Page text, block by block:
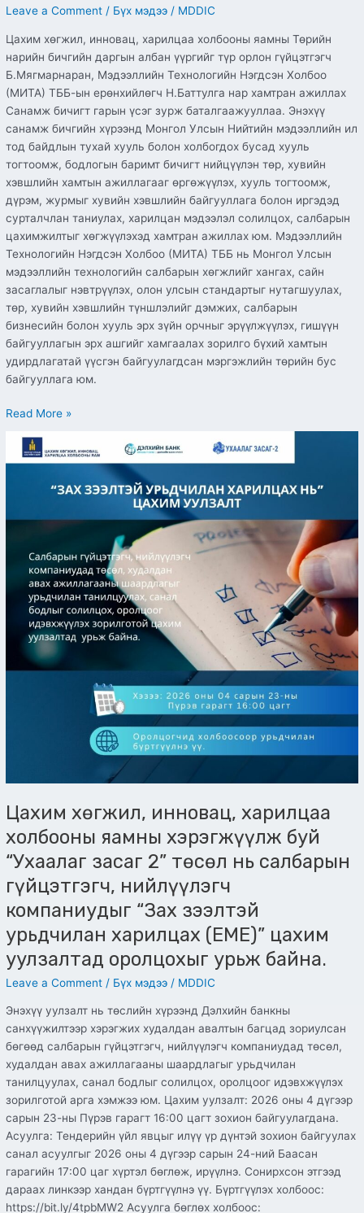
Leave a Comment / Бүх мэдээ / MDDIC
Цахим хөгжил, инновац, харилцаа холбооны яамны Төрийн
нарийн бичгийн даргын албан үүргийг түр орлон гүйцэтгэгч
Б.Мягмарнаран, Мэдээллийн Технологийн Нэгдсэн Холбоо
(МИТА) ТББ-ын ерөнхийлөгч Н.Баттулга нар хамтран ажиллах
Санамж бичигт гарын үсэг зурж баталгаажууллаа. Энэхүү
санамж бичгийн хүрээнд Монгол Улсын Нийтийн мэдээллийн ил
тод байдлын тухай хууль болон холбогдох бусад хууль
тогтоомж, бодлогын баримт бичигт нийцүүлэн төр, хувийн
хэвшлийн хамтын ажиллагааг өргөжүүлэх, хууль тогтоомж,
дүрэм, журмыг хувийн хэвшлийн байгууллага болон иргэдэд
сурталчлан таниулах, харилцан мэдээлэл солилцох, салбарын
цахимжилтыг хөгжүүлэхэд хамтран ажиллах юм. Мэдээллийн
Технологийн Нэгдсэн Холбоо (МИТА) ТББ нь Монгол Улсын
мэдээллийн технологийн салбарын хөгжлийг хангах, сайн
засаглалыг нэвтрүүлэх, олон улсын стандартыг нутагшуулах,
төр, хувийн хэвшлийн түншлэлийг дэмжих, салбарын
бизнесийн болон хууль эрх зүйн орчныг эрүүлжүүлэх, гишүүн
байгууллагын эрх ашгийг хамгаалах зорилго бүхий хамтын
удирдлагатай үүсгэн байгуулагдсан мэргэжлийн төрийн бус
байгууллага юм.
Read More »
Цахим хөгжил, инновац, харилцаа
холбооны яамны хэрэгжүүлж буй
“Ухаалаг засаг 2” төсөл нь салбарын
гүйцэтгэгч, нийлүүлэгч
компаниудыг “Зах зээлтэй
урьдчилан харилцах (EME)” цахим
уулзалтад оролцохыг урьж байна.
Leave a Comment / Бүх мэдээ / MDDIC
Энэхүү уулзалт нь төслийн хүрээнд Дэлхийн банкны
санхүүжилтээр хэрэгжих худалдан авалтын багцад зориулсан
бөгөөд салбарын гүйцэтгэгч, нийлүүлэгч компаниудад төсөл,
худалдан авах ажиллагааны шаардлагыг урьдчилан
танилцуулах, санал бодлыг солилцох, оролцоог идэвхжүүлэх
зорилготой арга хэмжээ юм. Цахим уулзалт: 2026 оны 4 дүгээр
сарын 23-ны Пүрэв гарагт 16:00 цагт зохион байгуулагдана.
Асуулга: Тендерийн үйл явцыг илүү үр дүнтэй зохион байгуулах
санал асуулгыг 2026 оны 4 дүгээр сарын 24-ний Баасан
гарагийн 17:00 цаг хүртэл бөглөж, ирүүлнэ. Сонирхсон этгээд
дараах линкээр хандан бүртгүүлнэ үү. Бүртгүүлэх холбоос:
https://bit.ly/4tpbMW2 Асуулга бөглөх холбоос:
Цахим
хөгжил,
харилцаа
“Ухаалаг
засаг
төсөл
салбарын
(EME)”
цахим
оролцохыг
урьж
байна.